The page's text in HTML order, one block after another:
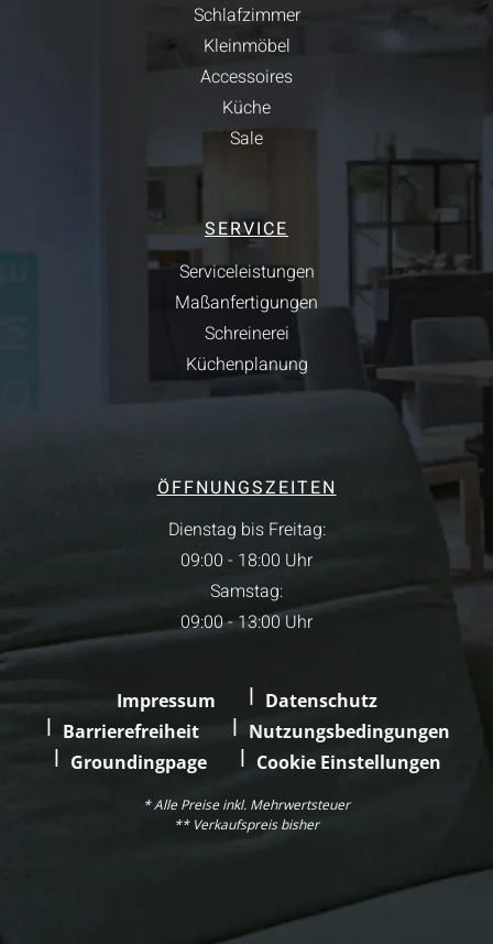
Schlafzimmer
Kleinmöbel
Accessoires
Küche
Sale
SERVICE
Serviceleistungen
Maßanfertigungen
Schreinerei
Küchenplanung
ÖFFNUNGSZEITEN
Dienstag bis Freitag:
09:00 - 18:00 Uhr
Samstag:
09:00 - 13:00 Uhr
Impressum
Datenschutz
Barrierefreiheit
Nutzungsbedingungen
Groundingpage
Cookie Einstellungen
* Alle Preise inkl. Mehrwertsteuer
** Verkaufspreis bisher